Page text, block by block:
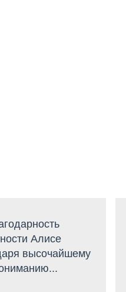
Алисе
высочайшему